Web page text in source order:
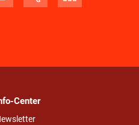
Center